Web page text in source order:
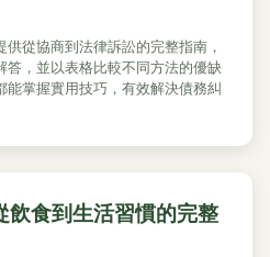
從協商到法律訴訟的完整指南，
答，並以表格比較不同方法的優缺
掌握實用技巧，有效解決債務糾
飲食到生活習慣的完整